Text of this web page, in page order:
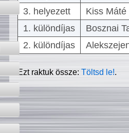
3. helyezett
Kiss
1. különdíjas
Bosznai
2. különdíjas
Ezt raktuk össze:Töltsd le!.